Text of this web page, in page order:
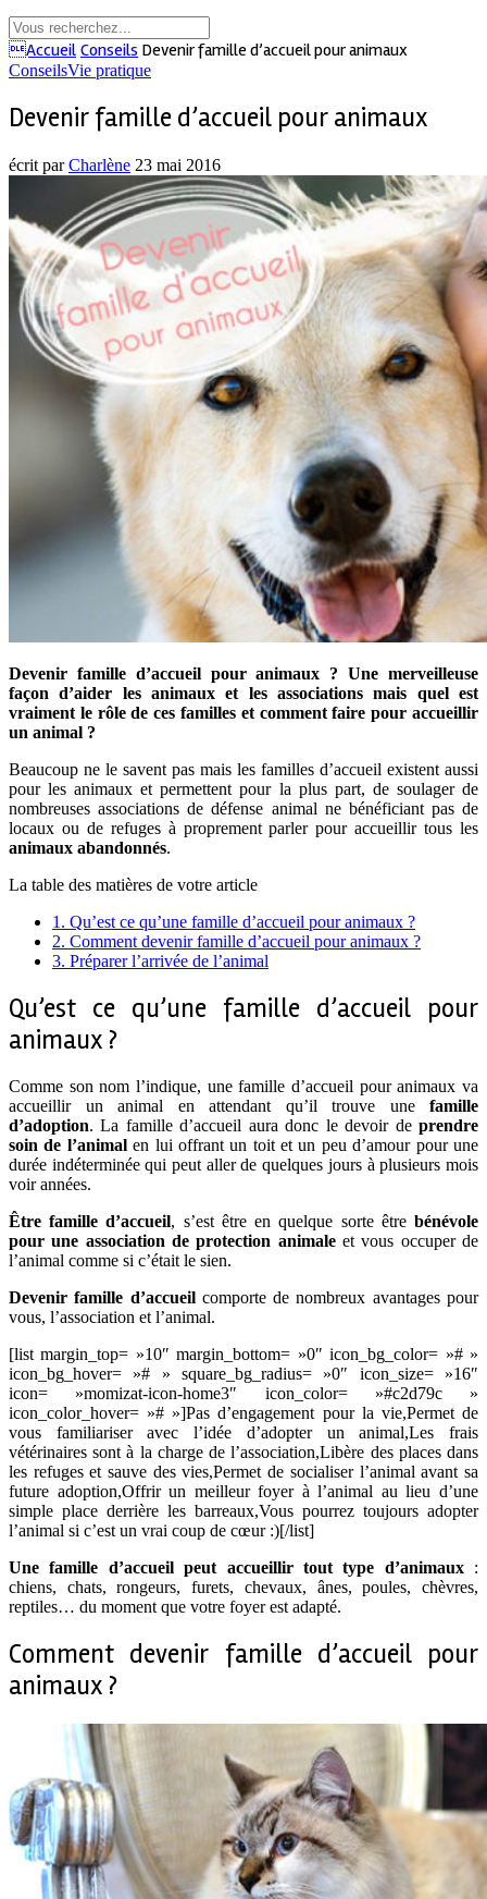
Accueil Conseils Devenir famille d’accueil pour animaux
ConseilsVie pratique
Devenir famille d’accueil pour animaux
écrit parCharlène 23 mai 2016
Devenir famille d’accueil pour animaux ? Une merveilleuse
façon d’aider les animaux et les associations mais quel est
vraiment le rôle de ces familles et comment faire pour accueillir
un animal ?
Beaucoup ne le savent pas mais les familles d’accueil existent aussi
pour les animaux et permettent pour la plus part, de soulager de
nombreuses associations de défense animal ne bénéficiant pas de
locaux ou de refuges à proprement parler pour accueillir tous les
animaux abandonnés.
La table des matières de votre article
1. Qu’est ce qu’une famille d’accueil pour animaux ?
2. Comment devenir famille d’accueil pour animaux ?
3. Préparer l’arrivée de l’animal
Qu’est ce qu’une famille d’accueil pour
animaux ?
Comme son nom l’indique, une famille d’accueil pour animaux va
accueillir un animal en attendant qu’il trouve une famille
d’adoption. La famille d’accueil aura donc le devoir de prendre
soin de l’animalen lui offrant un toit et un peu d’amour pour une
durée indéterminée qui peut aller de quelques jours à plusieurs mois
voir années.
Être famille d’accueil, s’est être en quelque sorte êtrebénévole
pour une association de protection animaleet vous occuper de
l’animal comme si c’était le sien.
Devenir famille d’accueilcomporte de nombreux avantages pour
vous, l’association et l’animal.
[list margin_top= »10″ margin_bottom= »0″ icon_bg_color= »# »
icon_bg_hover= »# » square_bg_radius= »0″ icon_size= »16″
icon= »momizat-icon-home3″ icon_color= »#c2d79c »
icon_color_hover= »# »]Pas d’engagement pour la vie,Permet de
vous familiariser avec l’idée d’adopter un animal,Les frais
vétérinaires sont à la charge de l’association,Libère des places dans
les refuges et sauve des vies,Permet de socialiser l’animal avant sa
future adoption,Offrir un meilleur foyer à l’animal au lieu d’une
simple place derrière les barreaux,Vous pourrez toujours adopter
l’animal si c’est un vrai coup de cœur :)[/list]
Une famille d’accueil peut accueillir tout type d’animaux:
chiens, chats, rongeurs, furets, chevaux, ânes, poules, chèvres,
reptiles… du moment que votre foyer est adapté.
Comment devenir famille d’accueil pour
animaux ?